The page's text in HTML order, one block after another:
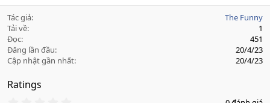
Tác giả
The Funny
Tải về
1
Đọc
451
Đăng lần đầu
20/4/23
Cập nhật gần nhất
20/4/23
Ratings